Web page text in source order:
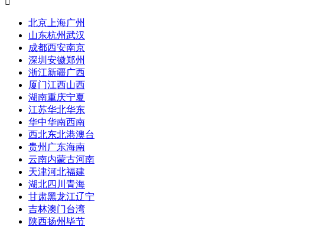
北京 上海广州
山东杭州武汉
成都西安南京
深圳 安徽郑州
浙江新疆广西
厦门江西山西
湖南重庆宁夏
江苏华北华东
华中华南西南
西北东北港澳台
贵州 广东海南
云南内蒙古河南
天津河北福建
湖北四川 青海
甘肃黑龙江辽宁
吉林澳门台湾
陕西扬州毕节